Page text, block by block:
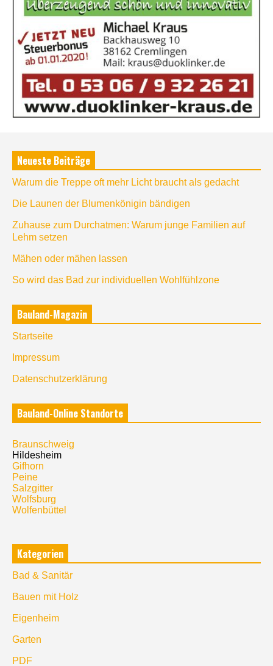
Neueste Beiträge
Warum die Treppe oft mehr Licht braucht als gedacht
Die Launen der Blumenkönigin bändigen
Zuhause zum Durchatmen: Warum junge Familien auf
Lehm setzen
Mähen oder mähen lassen
So wird das Bad zur individuellen Wohlfühlzone
Bauland-Magazin
Startseite
Impressum
Datenschutzerklärung
Bauland-Online Standorte
Braunschweig
Hildesheim
Gifhorn
Peine
Salzgitter
Wolfsburg
Wolfenbüttel
Kategorien
Bad & Sanitär
Bauen mit Holz
Eigenheim
Garten
PDF